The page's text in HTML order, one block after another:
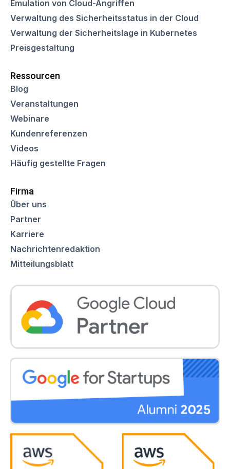
Emulation von Cloud-Angriffen
Verwaltung des Sicherheitsstatus in der Cloud
Verwaltung der Sicherheitslage in Kubernetes
Preisgestaltung
Ressourcen
Blog
Veranstaltungen
Webinare
Kundenreferenzen
Videos
Häufig gestellte Fragen
Firma
Über uns
Partner
Karriere
Nachrichtenredaktion
Mitteilungsblatt